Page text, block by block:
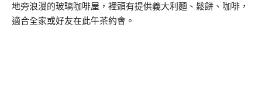
地旁浪漫的玻璃咖啡屋，裡頭有提供義大利麵、鬆餅、咖啡，
適合全家或好友在此午茶約會。